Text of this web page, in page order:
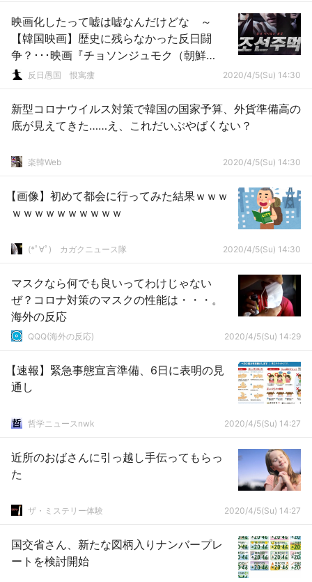
映画化したって嘘は嘘なんだけどな ～
【韓国映画】歴史に残らなかった反日闘
争？･･･映画『チョソンジュモク（朝鮮
拳）』、来る9日公開
反日愚国 恨寓瘻 2020/4/5(Su) 14:30
新型コロナウイルス対策で韓国の国家予算、外貨準備高の
底が見えてきた……え、これだいぶやばくない？
楽韓Web 2020/4/5(Su) 14:30
【画像】初めて都会に行ってみた結果ｗｗｗ
ｗｗｗｗｗｗｗｗｗｗ
(*ﾟ∀ﾟ)ゞカガクニュース隊 2020/4/5(Su) 14:30
マスクなら何でも良いってわけじゃない
ぜ？コロナ対策のマスクの性能は・・・。
海外の反応
QQQ(海外の反応) 2020/4/5(Su) 14:29
【速報】緊急事態宣言準備、6日に表明の見
通し
哲学ニュースnwk 2020/4/5(Su) 14:27
近所のおばさんに引っ越し手伝ってもらっ
た
ザ・ミステリー体験 2020/4/5(Su) 14:27
国交省さん、新たな図柄入りナンバープレ
ートを検討開始